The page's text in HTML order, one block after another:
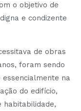
o objetivo de
e condizente
de obras
foram sendo
na
do edifício,
habitabilidade,